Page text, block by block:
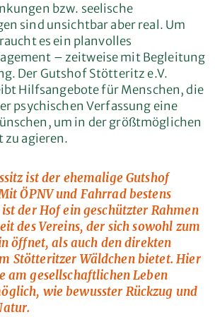
bzw. seelische
sind unsichtbar aber real. Um
es ein planvolles
– zeitweise mit Begleitung
Der Gutshof Stötteritz e.V.
Hilfsangebote für Menschen, die
psychischen Verfassung eine
um in der größtmöglichen
agieren.
ist der ehemalige Gutshof
ÖPNV und Fahrrad bestens
der Hof ein geschützter Rahmen
des Vereins, der sich sowohl zum
öffnet, als auch den direkten
Stötteritzer Wäldchen bietet. Hier
am gesellschaftlichen Leben
wie bewusster Rückzug und